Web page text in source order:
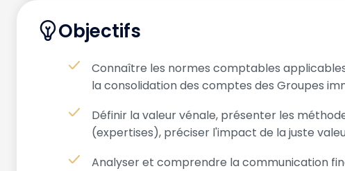
Objectifs
Connaître les normes comptables
la consolidation des comptes des Groupes
Définir la valeur vénale, présenter les
(expertises), préciser l'impact de la juste
Analyser et comprendre la communication